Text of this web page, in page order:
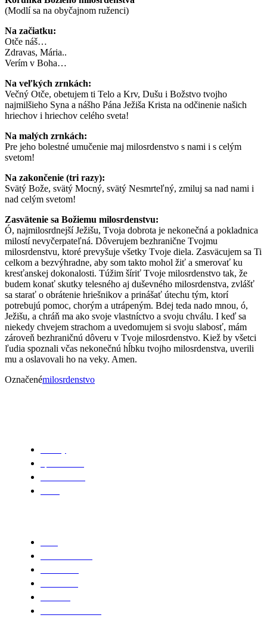
(Modlí sa na obyčajnom ruženci)
Na začiatku:
Otče náš…
Zdravas, Mária..
Verím v Boha…
Na veľkých zrnkách:
Večný Otče, obetujem ti Telo a Krv, Dušu i Božstvo tvojho
najmilšieho Syna a nášho Pána Ježiša Krista na odčinenie našich
hriechov i hriechov celého sveta!
Na malých zrnkách:
Pre jeho bolestné umučenie maj milosrdenstvo s nami i s celým
svetom!
Na zakončenie (tri razy):
Svätý Bože, svätý Mocný, svätý Nesmrteľný, zmiluj sa nad nami i
nad celým svetom!
Zasvätenie sa Božiemu milosrdenstvu:
Ó, najmilosrdnejší Ježišu, Tvoja dobrota je nekonečná a pokladnica
milostí nevyčerpateľná. Dôverujem bezhranične Tvojmu
milosrdenstvu, ktoré prevyšuje všetky Tvoje diela. Zasväcujem sa Ti
celkom a bezvýhradne, aby som takto mohol žiť a smerovať ku
kresťanskej dokonalosti. Túžim šíriť Tvoje milosrdenstvo tak, že
budem konať skutky telesného aj duševného milosrdenstva, zvlášť
sa starať o obrátenie hriešnikov a prinášať útechu tým, ktorí
potrebujú pomoc, chorým a utrápeným. Bdej teda nado mnou, ó,
Ježišu, a chráň ma ako svoje vlastníctvo a svoju chválu. I keď sa
niekedy chvejem strachom a uvedomujem si svoju slabosť, mám
zároveň bezhraničnú dôveru v Tvoje milosrdenstvo. Kiež by všetci
ľudia spoznali včas nekonečnú hĺbku tvojho milosrdenstva, uverili
mu a oslavovali ho na veky. Amen.
Označenémilosrdenstvo